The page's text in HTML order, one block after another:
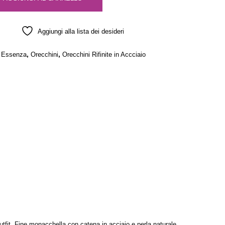
Aggiungi alla lista dei desideri
, Orecchini, Orecchini Rifinite in Accciaio